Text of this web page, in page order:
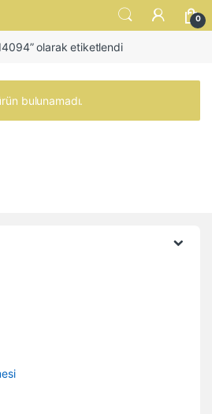
0
olarak etiketlendi
bulunamadı.